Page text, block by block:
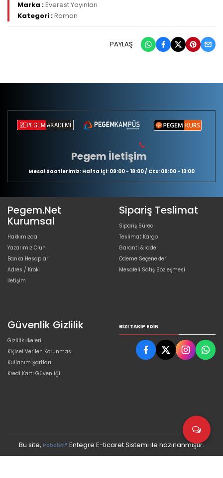
Marka :Everest Yayınları
Kategori :Roman
PAYLAŞ :
Pegem İletişim
Mesai Saatlerimiz: Hafta içi: 09:00 - 18:00 / Cts: 09:00 - 13:00
Pegem.Net
Kurumsal
Hakkımızda
Yazarımız Olun
Banka Hesapları
Adres / Kroki
İletişim
Sipariş Teslimat
Sipariş Süreci
Teslimat Kargo
Garanti & İade
Ödeme Seçenekleri
Mesafeli Satış Sözleşmesi
Güvenlik Gizlilik
Gizlilik İlkeleri
Kişisel Verilen Korunması
Kullanım Şartları
Kredi Kartı Güvenliği
BIZI TAKIP EDIN
Bu site, PobolEti® Entegre E-ticaret Sistemi ile hazırlanmıştır.